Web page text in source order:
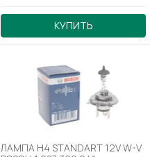
КУПИТЬ
ЛАМПА H4 STANDART 12V W-V